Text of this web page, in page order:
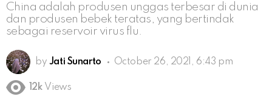
China adalah produsen unggas terbesar di dunia
dan produsen bebek teratas, yang bertindak
sebagai reservoir virus flu.
by Jati Sunarto October 26, 2021, 6:43 pm
12k Views